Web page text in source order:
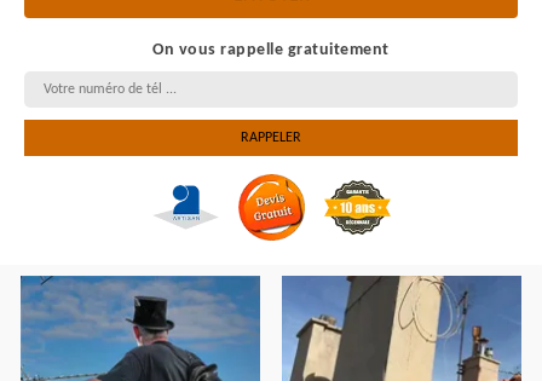
On vous rappelle gratuitement